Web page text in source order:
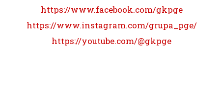
https://www.facebook.com/gkpge
https://www.instagram.com/grupa_pge/
https://youtube.com/@gkpge